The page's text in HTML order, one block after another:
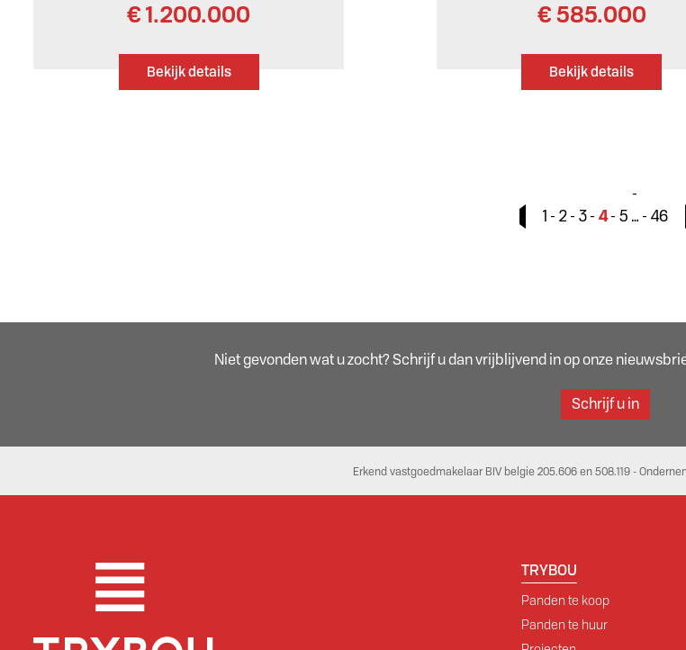
€ 1.200.000
Bekijk details
€ 585.000
Bekijk details
1 2 3 4 5 … 46
Niet gevonden wat u zocht? Schrijf u dan vrijblijvend in op onze
Schrijf u in
Erkend vastgoedmakelaar BIV belgie 205.606 en 508.119 -
TRYBOU
Panden te koop
Panden te huur